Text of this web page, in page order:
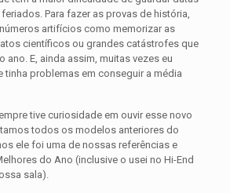
Para fazer as provas de história,
artifícios como memorizar as
científicos ou grandes catástrofes que
ano. E, ainda assim, muitas vezes eu
tinha problemas em conseguir a média
tive curiosidade em ouvir esse novo
todos os modelos anteriores do
ele foi uma de nossas referências e
do Ano (inclusive o usei no Hi-End
sala).